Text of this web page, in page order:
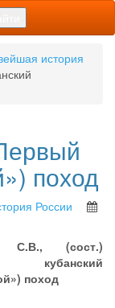
история
поход
России
С.В., (сост.)
кубанский
поход